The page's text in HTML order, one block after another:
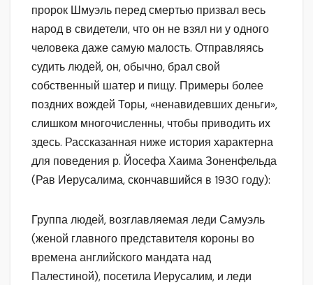
пророк Шмуэль перед смертью призвал весь
народ в свидетели, что он не взял ни у одного
человека даже самую малость. Отправляясь
судить людей, он, обычно, брал свой
собственный шатер и пищу. Примеры более
поздних вождей Торы, «ненавидевших деньги»,
слишком многочисленны, чтобы приводить их
здесь. Рассказанная ниже история характерна
для поведения р. Йосефа Хаима Зоненфельда
(Рав Иерусалима, скончавшийся в 1930 году):
Группа людей, возглавляемая леди Самуэль
(женой главного представителя короны во
времена английского мандата над
Палестиной), посетила Иерусалим, и леди